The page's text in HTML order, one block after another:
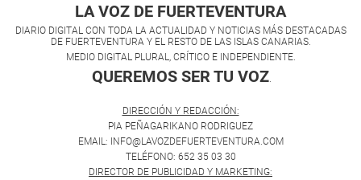
LA VOZ DE FUERTEVENTURA
DIARIO DIGITAL CON TODA LA ACTUALIDAD Y NOTICIAS MÁS DESTACADAS
DE FUERTEVENTURA Y EL RESTO DE LAS ISLAS CANARIAS.
MEDIO DIGITAL PLURAL, CRÍTICO E INDEPENDIENTE.
QUEREMOS SER TU VOZ.
DIRECCIÓN Y REDACCIÓN:
PIA PEÑAGARIKANO RODRIGUEZ
EMAIL: INFO@LAVOZDEFUERTEVENTURA.COM
TELÉFONO: 652 35 03 30
DIRECTOR DE PUBLICIDAD Y MARKETING: